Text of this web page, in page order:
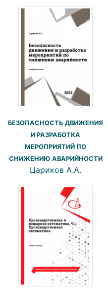
БЕЗОПАСНОСТЬ ДВИЖЕНИЯ
И РАЗРАБОТКА
МЕРОПРИЯТИЙ ПО
СНИЖЕНИЮ АВАРИЙНОСТИ
Цариков А.А.